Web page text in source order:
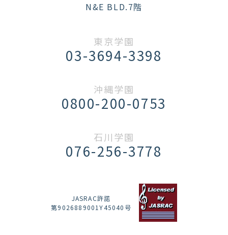
N&E BLD.7階
東京学園
03-3694-3398
沖縄学園
0800-200-0753
石川学園
076-256-3778
JASRAC許諾
第9026889001Y45040号